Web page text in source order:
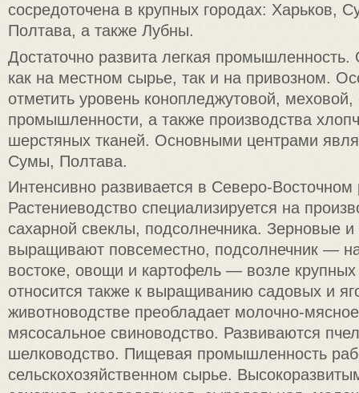
сосредоточена в крупных городах: Харьков,
Полтава, а также Лубны.
Достаточно развита легкая промышленность.
как на местном сырье, так и на привозном.
отметить уровень конопледжутовой, меховой,
промышленности, а также производства
шерстяных тканей. Основными центрами
Сумы, Полтава.
Интенсивно развивается в Северо-
Растениеводство специализируется на
сахарной свеклы, подсолнечника. Зерновые
выращивают повсеместно, подсолнечник —
востоке, овощи и картофель — возле
относится также к выращиванию садовых и
животноводстве преобладает молочно-
мясосальное свиноводство. Развиваются
шелководство. Пищевая промышленность
сельскохозяйственном сырье.